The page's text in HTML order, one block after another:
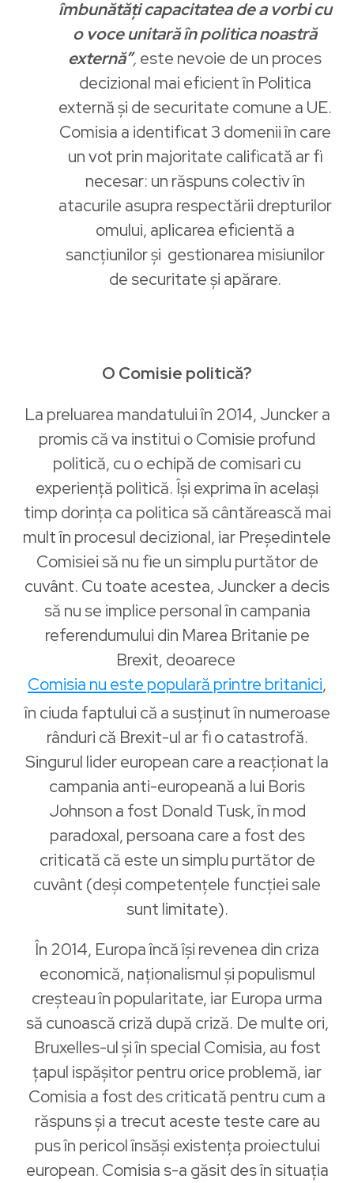
îmbunătăți capacitatea de a vorbi cu
o voce unitară în politica noastră
externă”, este nevoie de un proces
decizional mai eficient în Politica
externă și de securitate comune a UE.
Comisia a identificat 3 domenii în care
un vot prin majoritate calificată ar fi
necesar: un răspuns colectiv în
atacurile asupra respectării drepturilor
omului, aplicarea eficientă a
sancțiunilor și gestionarea misiunilor
de securitate și apărare.
O Comisie politică?
La preluarea mandatului în 2014, Juncker a
promis că va institui o Comisie profund
politică, cu o echipă de comisari cu
experiență politică. Își exprima în același
timp dorința ca politica să cântărească mai
mult în procesul decizional, iar Președintele
Comisiei să nu fie un simplu purtător de
cuvânt. Cu toate acestea, Juncker a decis
să nu se implice personal în campania
referendumului din Marea Britanie pe
Brexit, deoarece
Comisia nu este populară printre britanici,
în ciuda faptului că a susținut în numeroase
rânduri că Brexit-ul ar fi o catastrofă.
Singurul lider european care a reacționat la
campania anti-europeană a lui Boris
Johnson a fost Donald Tusk, în mod
paradoxal, persoana care a fost des
criticată că este un simplu purtător de
cuvânt (deși competențele funcției sale
sunt limitate).
În 2014, Europa încă își revenea din criza
economică, naționalismul și populismul
creșteau în popularitate, iar Europa urma
să cunoască criză după criză. De multe ori,
Bruxelles-ul și în special Comisia, au fost
țapul ispășitor pentru orice problemă, iar
Comisia a fost des criticată pentru cum a
răspuns și a trecut aceste teste care au
pus în pericol însăși existența proiectului
european. Comisia s-a găsit des în situația